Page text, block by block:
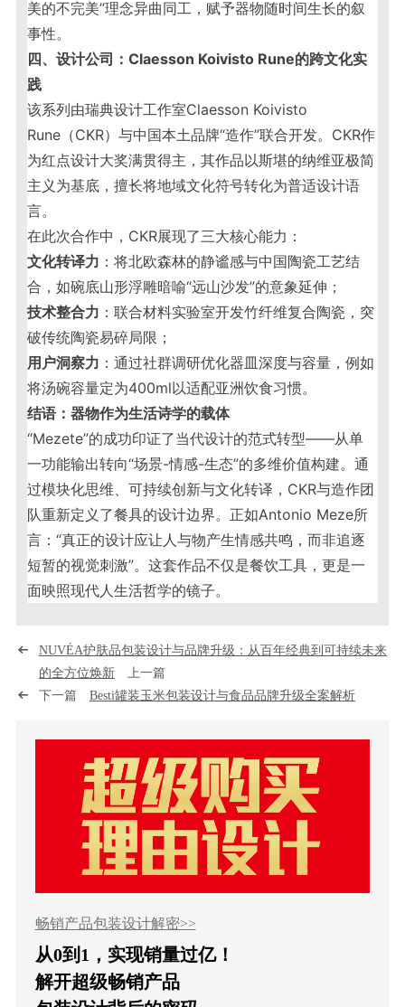
美的不完美”理念异曲同工，赋予器物随时间生长的叙
事性。
四、设计公司：Claesson Koivisto Rune的跨文化实
践
该系列由瑞典设计工作室Claesson Koivisto
Rune（CKR）与中国本土品牌“造作”联合开发。CKR作
为红点设计大奖满贯得主，其作品以斯堪的纳维亚极简
主义为基底，擅长将地域文化符号转化为普适设计语
言。
在此次合作中，CKR展现了三大核心能力：
文化转译力 ：将北欧森林的静谧感与中国陶瓷工艺结
合，如碗底山形浮雕暗喻“远山沙发”的意象延伸；
技术整合力 ：联合材料实验室开发竹纤维复合陶瓷，突
破传统陶瓷易碎局限；
用户洞察力 ：通过社群调研优化器皿深度与容量，例如
将汤碗容量定为400ml以适配亚洲饮食习惯。
结语：器物作为生活诗学的载体
“Mezete”的成功印证了当代设计的范式转型——从单
一功能输出转向“场景-情感-生态”的多维价值构建。通
过模块化思维、可持续创新与文化转译，CKR与造作团
队重新定义了餐具的设计边界。正如Antonio Meze所
言：“真正的设计应让人与物产生情感共鸣，而非追逐
短暂的视觉刺激”。这套作品不仅是餐饮工具，更是一
面映照现代人生活哲学的镜子。
NUVÉA护肤品包装设计与品牌升级：从百年经典到可持续未来
的全方位焕新上一篇
下一篇 Besti罐装玉米包装设计与食品品牌升级全案解析
畅销产品包装设计解密>>
从0到1，实现销量过亿！
解开超级畅销产品